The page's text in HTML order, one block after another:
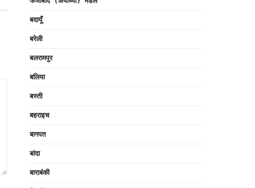
बदायूँ
बरेली
बलरामपुर
बलिया
बस्ती
बहराइच
बागपत
बांदा
बाराबंकी